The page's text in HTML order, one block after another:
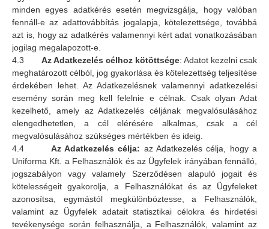
minden egyes adatkérés esetén megvizsgálja, hogy valóban
fennáll-e az adattovábbítás jogalapja, kötelezettsége, továbbá
azt is, hogy az adatkérés valamennyi kért adat vonatkozásában
jogilag megalapozott-e.
4.3 Az Adatkezelés célhoz kötöttsége: Adatot kezelni csak
meghatározott célból, jog gyakorlása és kötelezettség teljesítése
érdekében lehet. Az Adatkezelésnek valamennyi adatkezelési
esemény során meg kell felelnie e célnak. Csak olyan Adat
kezelhető, amely az Adatkezelés céljának megvalósulásához
elengedhetetlen, a cél elérésére alkalmas, csak a cél
megvalósulásához szükséges mértékben és ideig.
4.4 Az Adatkezelés célja: az Adatkezelés célja, hogy a
Uniforma Kft. a Felhasználók és az Ügyfelek irányában fennálló,
jogszabályon vagy valamely Szerződésen alapuló jogait és
kötelességeit gyakorolja, a Felhasználókat és az Ügyfeleket
azonosítsa, egymástól megkülönböztesse, a Felhasználók,
valamint az Ügyfelek adatait statisztikai célokra és hirdetési
tevékenysége során felhasználja, a Felhasználók, valamint az